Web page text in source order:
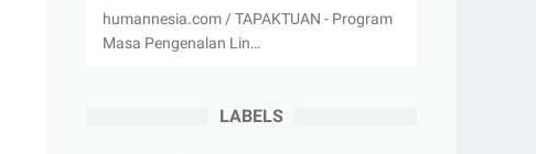
humannesia.com / TAPAKTUAN - Program
Masa Pengenalan Lin…
LABELS